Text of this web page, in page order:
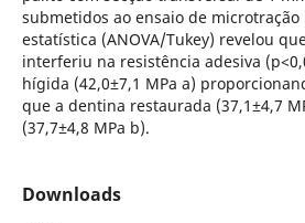
submetidos ao ensaio de
estatística (ANOVA/Tukey) revelou
interferiu na resistência adesiva
hígida (42,0±7,1 MPa a)
que a dentina restaurada (37,1±4,7
(37,7±4,8 MPa b).
Downloads